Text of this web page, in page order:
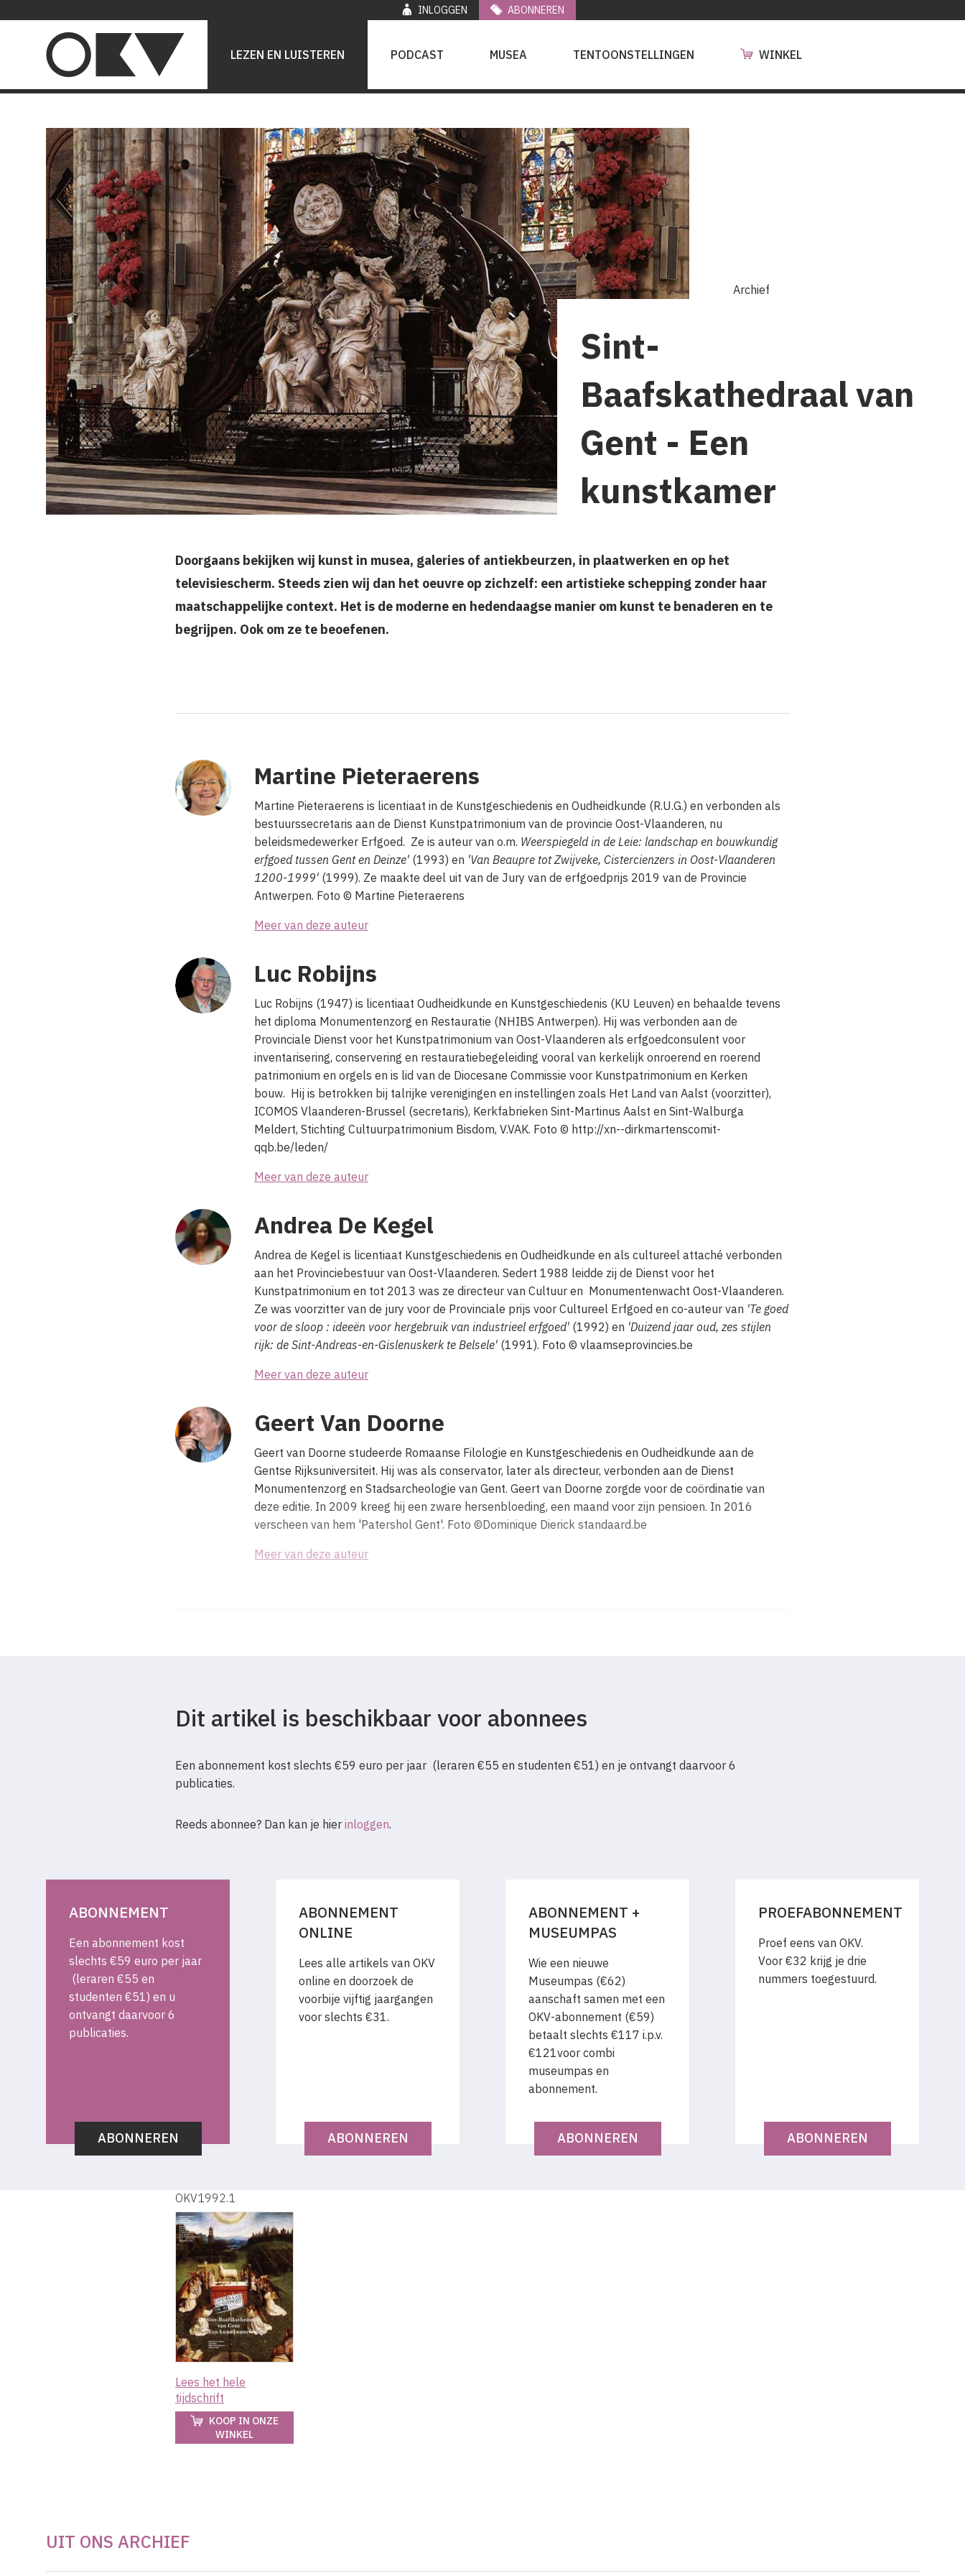
INLOGGEN ABONNEREN
navigation
LEZEN EN LUISTEREN PODCAST MUSEA TENTOONSTELLINGEN WINKEL
Sint-
Baafskathedraal van
Gent - Een
kunstkamer
Archief
Doorgaans bekijken wij kunst in musea, galeries of antiekbeurzen, in plaatwerken en op het
televisiescherm. Steeds zien wij dan het oeuvre op zichzelf: een artistieke schepping zonder haar
maatschappelijke context. Het is de moderne en hedendaagse manier om kunst te benaderen en te
begrijpen. Ook om ze te beoefenen.
Martine Pieteraerens
Martine Pieteraerens is licentiaat in de Kunstgeschiedenis en Oudheidkunde (R.U.G.) en verbonden als
bestuurssecretaris aan de Dienst Kunstpatrimonium van de provincie Oost-Vlaanderen, nu
beleidsmedewerker Erfgoed. Ze is auteur van o.m. Weerspiegeld in de Leie: landschap en bouwkundig
erfgoed tussen Gent en Deinze' (1993) en 'Van Beaupre tot Zwijveke, Cistercienzers in Oost-Vlaanderen
1200-1999' (1999). Ze maakte deel uit van de Jury van de erfgoedprijs 2019 van de Provincie
Antwerpen. Foto © Martine Pieteraerens
Meer van deze auteur
Luc Robijns
Luc Robijns (1947) is licentiaat Oudheidkunde en Kunstgeschiedenis (KU Leuven) en behaalde tevens
het diploma Monumentenzorg en Restauratie (NHIBS Antwerpen). Hij was verbonden aan de
Provinciale Dienst voor het Kunstpatrimonium van Oost-Vlaanderen als erfgoedconsulent voor
inventarisering, conservering en restauratiebegeleiding vooral van kerkelijk onroerend en roerend
patrimonium en orgels en is lid van de Diocesane Commissie voor Kunstpatrimonium en Kerken
bouw. Hij is betrokken bij talrijke verenigingen en instellingen zoals Het Land van Aalst (voorzitter),
ICOMOS Vlaanderen-Brussel (secretaris), Kerkfabrieken Sint-Martinus Aalst en Sint-Walburga
Meldert, Stichting Cultuurpatrimonium Bisdom, V.VAK. Foto © http://xn--dirkmartenscomit-
qqb.be/leden/
Meer van deze auteur
Andrea De Kegel
Andrea de Kegel is licentiaat Kunstgeschiedenis en Oudheidkunde en als cultureel attaché verbonden
aan het Provinciebestuur van Oost-Vlaanderen. Sedert 1988 leidde zij de Dienst voor het
Kunstpatrimonium en tot 2013 was ze directeur van Cultuur en Monumentenwacht Oost-Vlaanderen.
Ze was voorzitter van de jury voor de Provinciale prijs voor Cultureel Erfgoed en co-auteur van 'Te goed
voor de sloop : ideeën voor hergebruik van industrieel erfgoed' (1992) en 'Duizend jaar oud, zes stijlen
rijk: de Sint-Andreas-en-Gislenuskerk te Belsele' (1991). Foto © vlaamseprovincies.be
Meer van deze auteur
Geert Van Doorne
Geert van Doorne studeerde Romaanse Filologie en Kunstgeschiedenis en Oudheidkunde aan de
Gentse Rijksuniversiteit. Hij was als conservator, later als directeur, verbonden aan de Dienst
Monumentenzorg en Stadsarcheologie van Gent. Geert van Doorne zorgde voor de coördinatie van
deze editie. In 2009 kreeg hij een zware hersenbloeding, een maand voor zijn pensioen. In 2016
verscheen van hem 'Patershol Gent'. Foto ©Dominique Dierick standaard.be
Meer van deze auteur
Dit artikel is beschikbaar voor abonnees
Een abonnement kost slechts €59 euro per jaar (leraren €55 en studenten €51) en je ontvangt daarvoor 6
publicaties.
Reeds abonnee? Dan kan je hier inloggen.
ABONNEMENT
Een abonnement kost
slechts €59 euro per jaar
(leraren €55 en
studenten €51) en u
ontvangt daarvoor 6
publicaties.
ABONNEREN
ABONNEMENT
ONLINE
Lees alle artikels van OKV
online en doorzoek de
voorbije vijftig jaargangen
voor slechts €31.
ABONNEREN
ABONNEMENT +
MUSEUMPAS
Wie een nieuwe
Museumpas (€62)
aanschaft samen met een
OKV-abonnement (€59)
betaalt slechts €117 i.p.v.
€121voor combi
museumpas en
abonnement.
ABONNEREN
PROEFABONNEMENT
Proef eens van OKV.
Voor €32 krijg je drie
nummers toegestuurd.
ABONNEREN
OKV1992.1
Lees het hele
tijdschrift
KOOP IN ONZE
WINKEL
UIT ONS ARCHIEF